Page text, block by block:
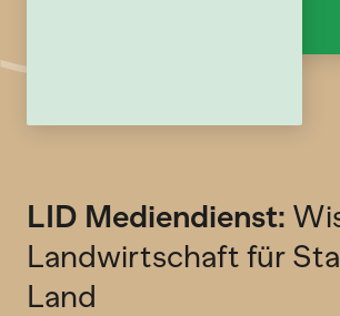
LID Mediendienst:
Landwirtschaft für
Land